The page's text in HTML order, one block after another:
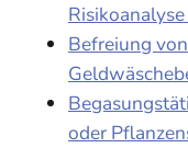
Befreiung
oder